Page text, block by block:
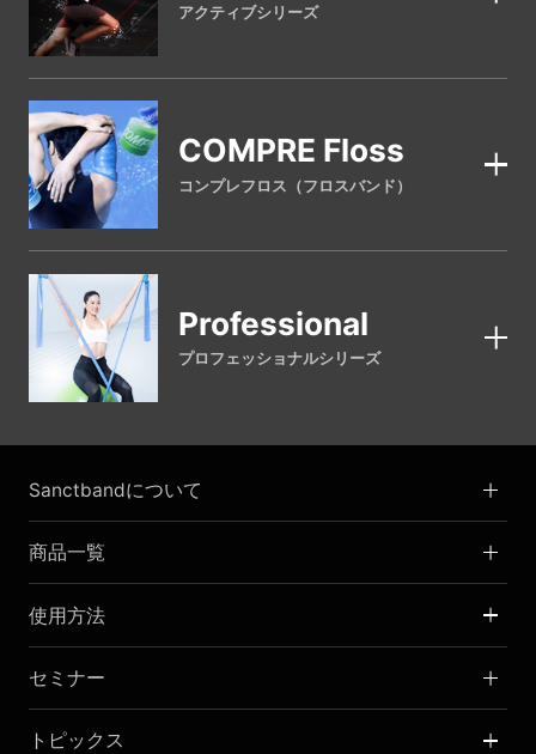
アクティブシリーズ
COMPRE Floss
コンプレフロス（フロスバンド）
Professional
プロフェッショナルシリーズ
Sanctbandについて
商品一覧
使用方法
セミナー
トピックス